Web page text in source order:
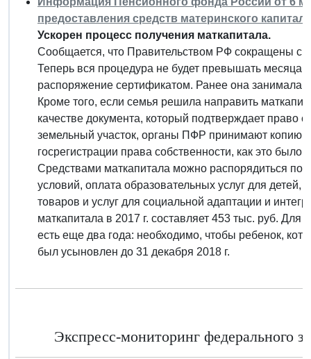
предоставления средств материнского
Ускорен процесс получения маткапитала.
Сообщается, что Правительством РФ сокращены
Теперь вся процедура не будет превышать месяца
распоряжение сертификатом. Ранее она занимала
Кроме того, если семья решила направить
качестве документа, который подтверждает право
земельный участок, органы ПФР принимают копию
госрегистрации права собственности, как это было
Средствами маткапитала можно распорядиться
условий, оплата образовательных услуг для
товаров и услуг для социальной адаптации и
маткапитала в 2017 г. составляет 453 тыс. руб.
есть еще два года: необходимо, чтобы ребенок,
был усыновлен до 31 декабря 2018 г.
Экспресс-мониторинг федерального